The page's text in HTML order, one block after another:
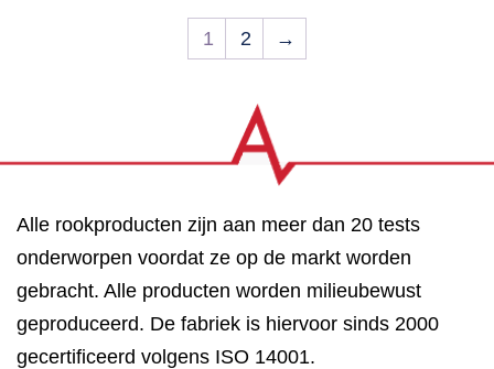
1 2 →
Alle rookproducten zijn aan meer dan 20 tests
onderworpen voordat ze op de markt worden
gebracht. Alle producten worden milieubewust
geproduceerd. De fabriek is hiervoor sinds 2000
gecertificeerd volgens ISO 14001.